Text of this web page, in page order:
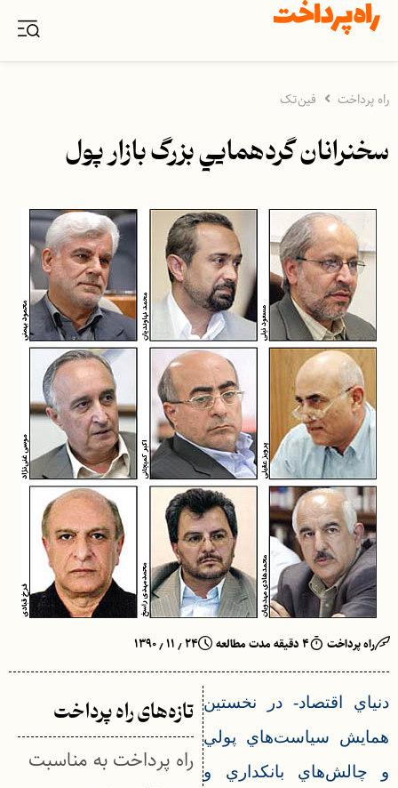
راه پرداخت فین‌تک
سخنرانان گردهمايي بزرگ بازار پول
راه پرداخت ۴ دقیقه مدت مطالعه ۲۴ ٫ ۱۱ ٫ ۱۳۹۰
دنياي اقتصاد- در نخستين
همايش سياست‌هاي پولي
و چالش‌هاي بانكداري و
تازه‌های راه پرداخت
راه پرداخت به مناسبت